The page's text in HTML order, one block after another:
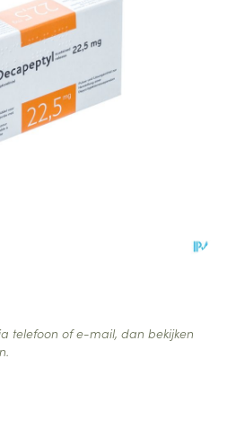
telefoon of e-mail, dan bekijken